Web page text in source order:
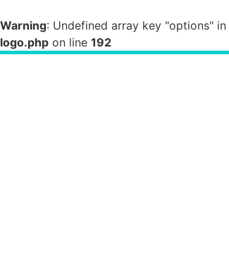
Warning: Undefined array key "options" in
logo.php on line 192